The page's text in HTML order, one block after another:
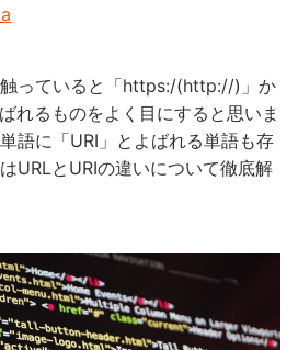
っていると「https:/(http://)」か
れるものをよく目にすると思いま
語に「URI」とよばれる単語も存
URLとURIの違いについて徹底解